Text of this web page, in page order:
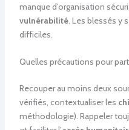
manque d’organisation
vulnérabilité. Les blessés y
difficiles.
Quelles précautions pour
Recouper au moins deux
vérifiés, contextualiser les
méthodologie). Rappeler